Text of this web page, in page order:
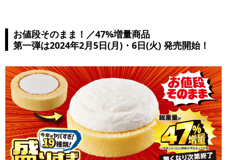
お値段そのまま！／47%増量商品
第一弾は2024年2月5日(月)・6日(火) 発売開始！